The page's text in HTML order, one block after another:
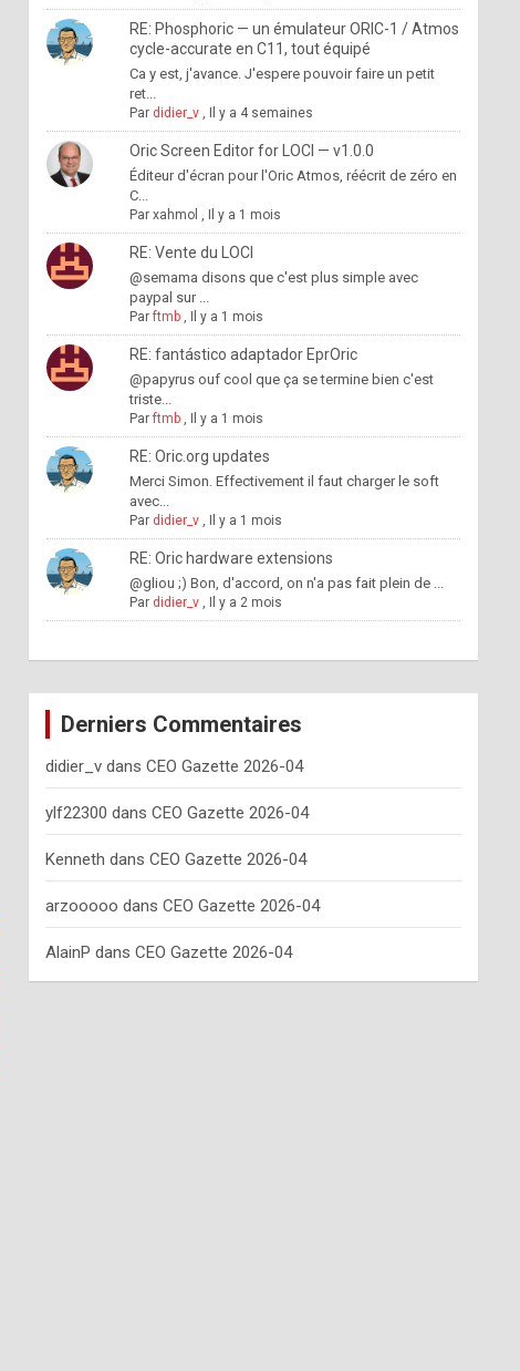
RE: Phosphoric — un émulateur ORIC-1 / Atmos
cycle-accurate en C11, tout équipé
Ca y est, j'avance. J'espere pouvoir faire un petit
ret...
Par didier_v, Il y a 4 semaines
Oric Screen Editor for LOCI — v1.0.0
Éditeur d'écran pour l'Oric Atmos, réécrit de zéro en
C...
Par xahmol , Il y a 1 mois
RE: Vente du LOCI
@semama disons que c'est plus simple avec
paypal sur ...
Parftmb, Il y a 1 mois
RE: fantástico adaptador EprOric
@papyrus ouf cool que ça se termine bien c'est
triste...
Parftmb, Il y a 1 mois
RE: Oric.org updates
Merci Simon. Effectivement il faut charger le soft
avec...
Par didier_v, Il y a 1 mois
RE: Oric hardware extensions
@gliou ;) Bon, d'accord, on n'a pas fait plein de ...
Par didier_v, Il y a 2 mois
Derniers Commentaires
didier_vdans CEO Gazette 2026-04
ylf22300 dans CEO Gazette 2026-04
Kenneth dans CEO Gazette 2026-04
arzooooo dans CEO Gazette 2026-04
AlainP dans CEO Gazette 2026-04